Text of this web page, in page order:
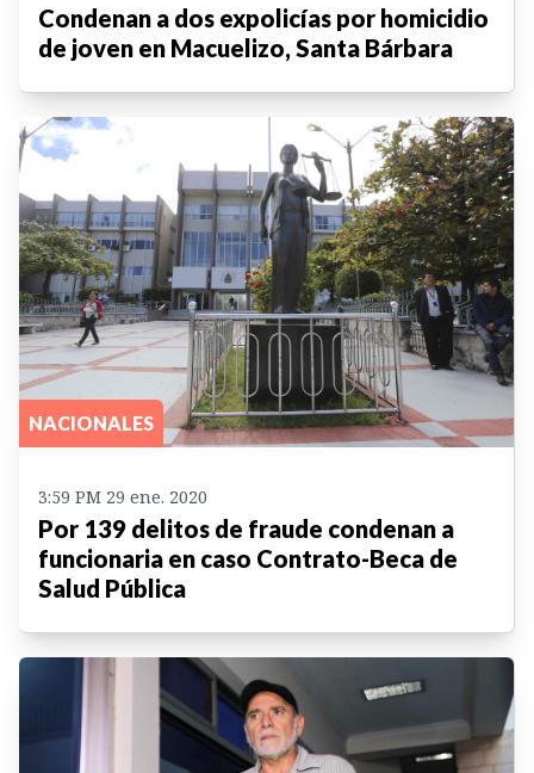
Condenan a dos expolicías por homicidio
de joven en Macuelizo, Santa Bárbara
NACIONALES
3:59 PM 29 ene. 2020
Por 139 delitos de fraude condenan a
funcionaria en caso Contrato-Beca de
Salud Pública